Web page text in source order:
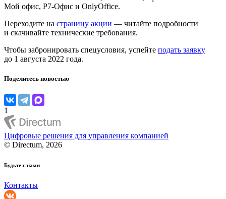
Мой офис, Р7-Офис и OnlyOffice.
Переходите на страницу акции — читайте подробности
и скачивайте технические требования.
Чтобы забронировать спецусловия, успейте подать заявку
до 1 августа 2022 года.
Поделитесь новостью
1
Цифровые решения для управления компанией
© Directum, 2026
Будьте с нами
Контакты